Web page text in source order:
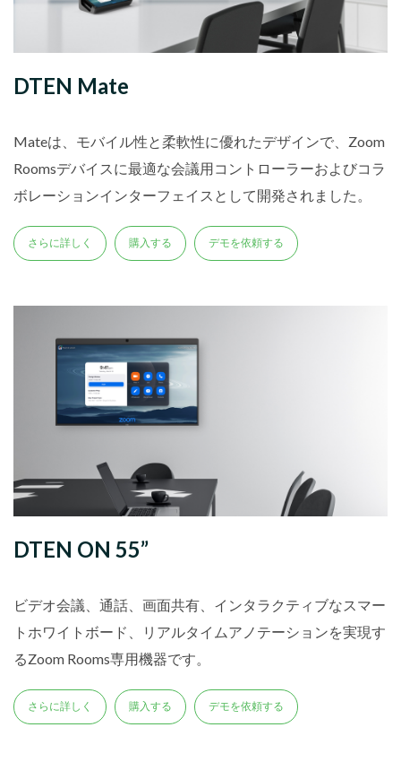
DTEN Mate
Mateは、モバイル性と柔軟性に優れたデザインで、Zoom
Roomsデバイスに最適な会議用コントローラーおよびコラ
ボレーションインターフェイスとして開発されました。
さらに詳しく 購入する デモを依頼する
DTEN ON 55”
ビデオ会議、通話、画面共有、インタラクティブなスマー
トホワイトボード、リアルタイムアノテーションを実現す
るZoom Rooms専用機器です。
さらに詳しく 購入する デモを依頼する